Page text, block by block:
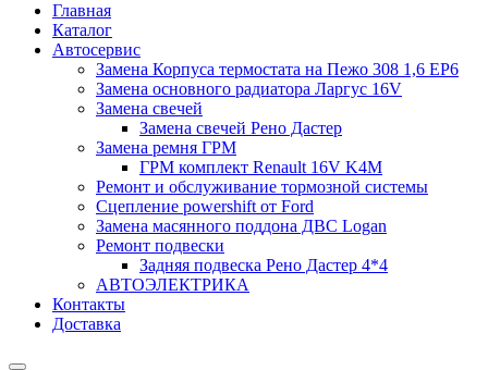
Главная
Каталог
Автосервис
Замена Корпуса термостата на Пежо 308 1,6 EP6
Замена основного радиатора Ларгус 16V
Замена свечей
Замена свечей Рено Дастер
Замена ремня ГРМ
ГРМ комплект Renault 16V K4M
Ремонт и обслуживание тормозной системы
Сцепление powershift от Ford
Замена масянного поддона ДВС Logan
Ремонт подвески
Задняя подвеска Рено Дастер 4*4
АВТОЭЛЕКТРИКА
Контакты
Доставка